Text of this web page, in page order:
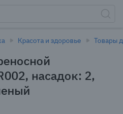
Красота и здоровье Товары
насадок: 2,